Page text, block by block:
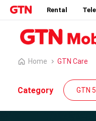
Rental
Home GTN Care
Category GTN